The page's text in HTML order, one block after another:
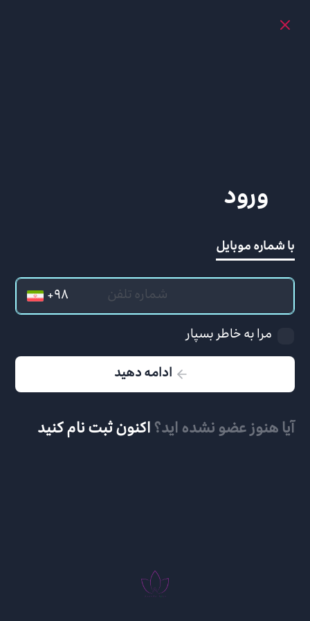
ورود
با شماره موبایل
مرا به خاطر بسپار
ادامه دهید
آیا هنوز عضو نشده اید؟ اکنون ثبت نام کنید